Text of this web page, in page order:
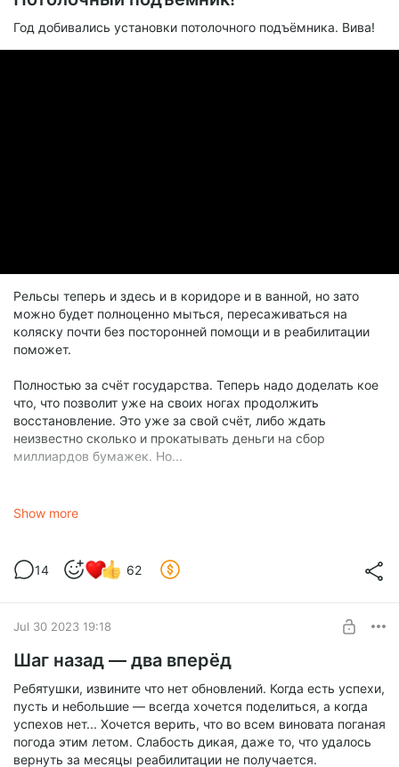
Год добивались установки потолочного подъёмника. Вива!
Рельсы теперь и здесь и в коридоре и в ванной, но зато
можно будет полноценно мыться, пересаживаться на
коляску почти без посторонней помощи и в реабилитации
поможет.
Полностью за счёт государства. Теперь надо доделать кое
что, что позволит уже на своих ногах продолжить
восстановление. Это уже за свой счёт, либо ждать
неизвестно сколько и прокатывать деньги на сбор
миллиардов бумажек. Но...
лекарств очень дорогих и таких штук, но проблема в том
Когда много лежишь тело атрофируется и ты постепенно
превращается в овощ.
Show more
14 62
Jul 30 2023 19:18
Шаг назад — два вперёд
Ребятушки, извините что нет обновлений. Когда есть успехи,
пусть и небольшие — всегда хочется поделиться, а когда
успехов нет... Хочется верить, что во всем виновата поганая
погода этим летом. Слабость дикая, даже то, что удалось
вернуть за месяцы реабилитации не получается.